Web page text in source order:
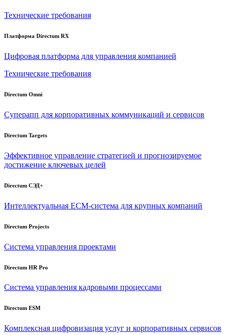
Технические требования
Платформа Directum RX
Цифровая платформа для управления компанией
Технические требования
Directum Omni
Суперапп для корпоративных коммуникаций и сервисов
Directum Targets
Эффективное управление стратегией и прогнозируемое
достижение ключевых целей
Directum СЭД+
Интеллектуальная ECM-система для крупных компаний
Directum Projects
Система управления проектами
Directum HR Pro
Система управления кадровыми процессами
Directum ESM
Комплексная цифровизация услуг и корпоративных сервисов